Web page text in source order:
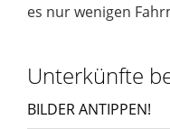
es nur wenigen
Unterkünfte
BILDER ANTIPPEN!